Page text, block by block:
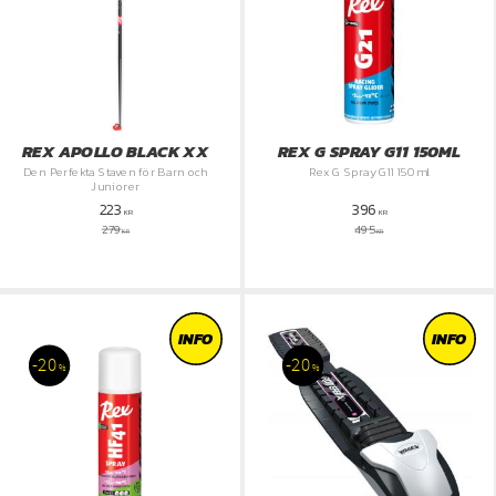
REX APOLLO BLACK XX
Den Perfekta Staven för Barn och
Juniorer
223 KR
279KR
REX G SPRAY G11 150ML
Rex G Spray G11 150ml
396 KR
495KR
20 %
INFO
20 %
INFO